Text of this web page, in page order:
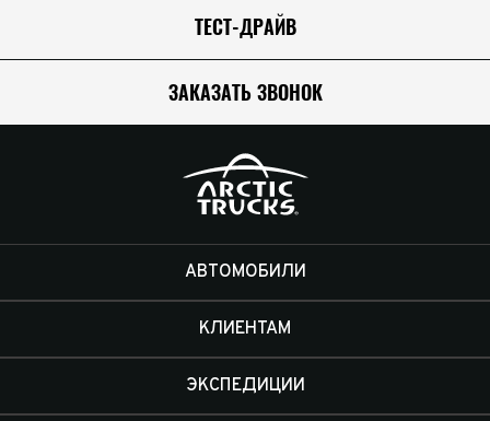
ТЕСТ-ДРАЙВ
ЗАКАЗАТЬ ЗВОНОК
АВТОМОБИЛИ
КЛИЕНТАМ
ЭКСПЕДИЦИИ